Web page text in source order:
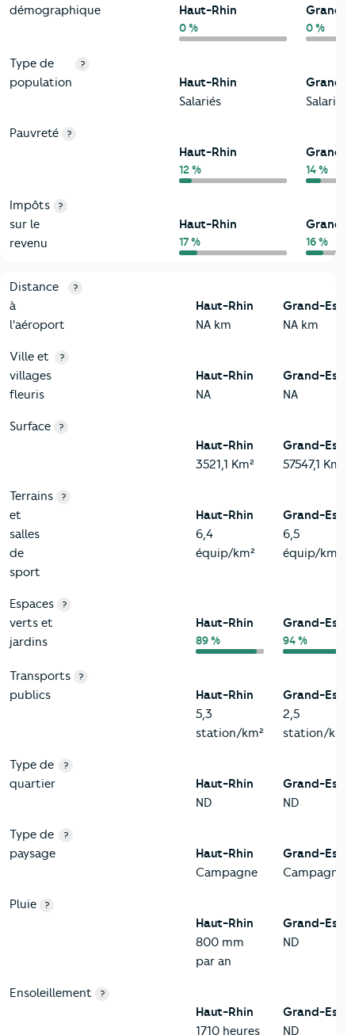
démographique
Haut-Rhin
0 %
Grand-
0 %
Type de
population
?
Haut-Rhin
Salariés
Grand-
Salariés
Pauvreté ?
Haut-Rhin
12 %
Grand-
14 %
Impôts
sur le
revenu
?
Haut-Rhin
17 %
Grand-
16 %
3-Environnement
Critères Haut-Rhin
Distance
à
l'aéroport
?
Haut-Rhin
NA km
Grand-Est
NA km
Ville et
villages
fleuris
?
Haut-Rhin
NA
Grand-Est
NA
Surface ?
Haut-Rhin
3521,1 Km²
Grand-Est
57547,1 Km²
Terrains
et
salles
de
sport
?
Haut-Rhin
6,4
équip/km²
Grand-Est
6,5
équip/km²
Espaces
verts et
jardins
?
Haut-Rhin
89 %
Grand-Est
94 %
Transports
publics
?
Haut-Rhin
5,3
station/km²
Grand-Est
2,5
station/km²
Type de
quartier
?
Haut-Rhin
ND
Grand-Est
ND
Type de
paysage
?
Haut-Rhin
Campagne
Grand-Est
Campagne
Pluie ?
Haut-Rhin
800 mm
par an
Grand-Est
ND
Ensoleillement ?
Haut-Rhin
1710 heures
Grand-Est
ND